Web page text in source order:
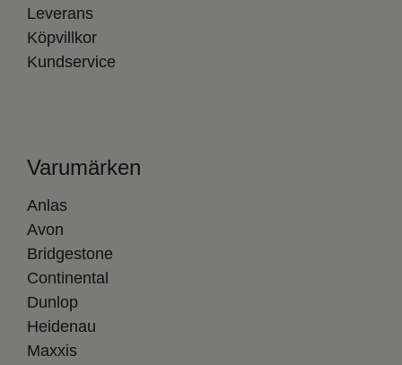
Leverans
Köpvillkor
Kundservice
Varumärken
Anlas
Avon
Bridgestone
Continental
Dunlop
Heidenau
Maxxis